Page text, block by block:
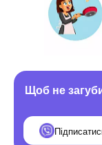
Щоб не